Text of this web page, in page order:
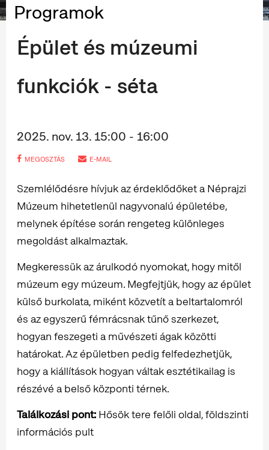
Programok
Épület és múzeumi
funkciók - séta
2025. nov. 13. 15:00 - 16:00
MEGOSZTÁS E-MAIL
Szemlélődésre hívjuk az érdeklődőket a Néprajzi
Múzeum hihetetlenül nagyvonalú épületébe,
melynek építése során rengeteg különleges
megoldást alkalmaztak.
Megkeressük az árulkodó nyomokat, hogy mitől
múzeum egy múzeum. Megfejtjük, hogy az épület
külső burkolata, miként közvetít a beltartalomról
és az egyszerű fémrácsnak tűnő szerkezet,
hogyan feszegeti a művészeti ágak közötti
határokat. Az épületben pedig felfedezhetjük,
hogy a kiállítások hogyan váltak esztétikailag is
részévé a belső központi térnek.
Találkozási pont: Hősök tere felőli oldal, földszinti
információs pult